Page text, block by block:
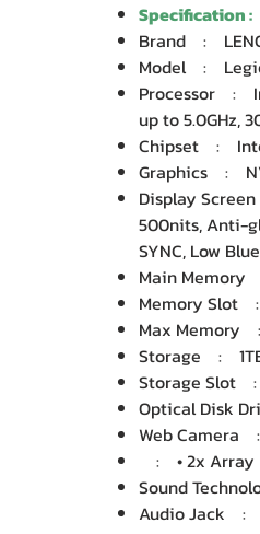
Specification :
Brand :
Model :
Processor :
up to 5.0GHz,
Chipset :
Graphics :
Display
500nits, Anti-
SYNC, Low
Main Memory
Memory Slot
Max Memory
Storage : 1TB
Storage Slot :
Optical Disk
Web Camera
: • 2x Array
Sound
Audio Jack :